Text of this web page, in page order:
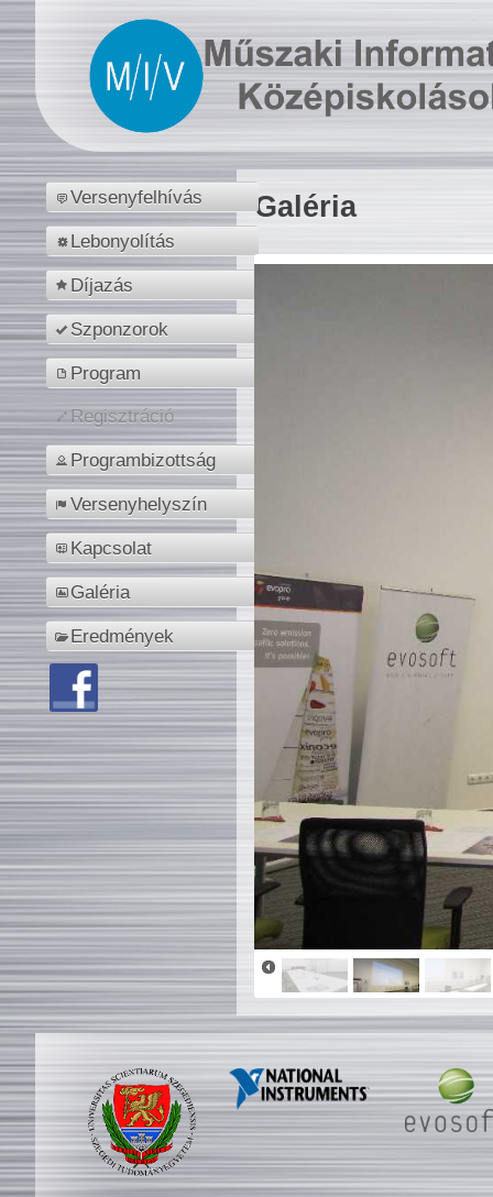
Versenyfelhívás
Lebonyolítás
Díjazás
Szponzorok
Program
Regisztráció
Programbizottság
Versenyhelyszín
Kapcsolat
Galéria
Eredmények
Galéria